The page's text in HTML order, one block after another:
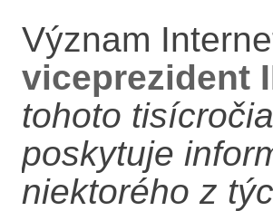
Význam
viceprezident
tohoto
poskytuje
niektorého z